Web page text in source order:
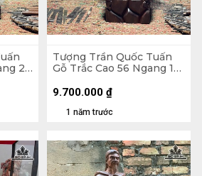
22
Tượng Trần Quốc Tuấn
Gỗ Trắc Cao 56 Ngang 15
1 năm trước
9.700.000 ₫